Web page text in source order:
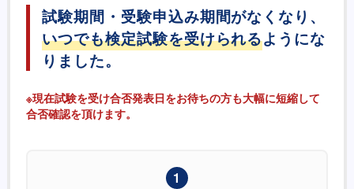
試験期間・受験申込み期間がなくなり、
いつでも検定試験を受けられるようにな
りました。
※現在試験を受け合否発表日をお待ちの方も大幅に短縮して
合否確認を頂けます。
1